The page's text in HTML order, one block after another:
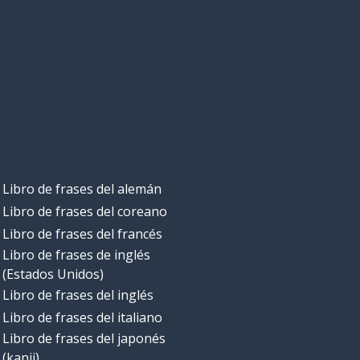
Libro de frases del alemán
Libro de frases del coreano
Libro de frases del francés
Libro de frases de inglés
(Estados Unidos)
Libro de frases del inglés
Libro de frases del italiano
Libro de frases del japonés